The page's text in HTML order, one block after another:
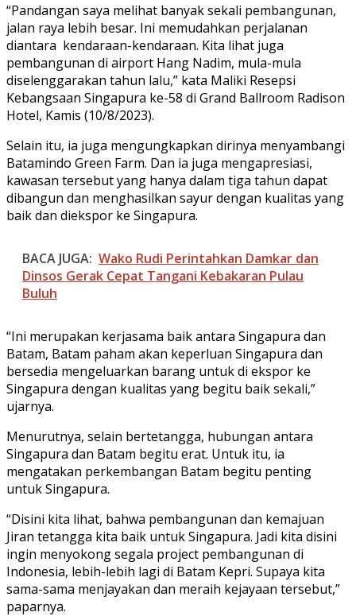
“Pandangan saya melihat banyak sekali pembangunan,
jalan raya lebih besar. Ini memudahkan perjalanan
diantara kendaraan-kendaraan. Kita lihat juga
pembangunan di airport Hang Nadim, mula-mula
diselenggarakan tahun lalu,” kata Maliki Resepsi
Kebangsaan Singapura ke-58 di Grand Ballroom Radison
Hotel, Kamis (10/8/2023).
Selain itu, ia juga mengungkapkan dirinya menyambangi
Batamindo Green Farm. Dan ia juga mengapresiasi,
kawasan tersebut yang hanya dalam tiga tahun dapat
dibangun dan menghasilkan sayur dengan kualitas yang
baik dan diekspor ke Singapura.
BACA JUGA: Wako Rudi Perintahkan Damkar dan
Dinsos Gerak Cepat Tangani Kebakaran Pulau
Buluh
“Ini merupakan kerjasama baik antara Singapura dan
Batam, Batam paham akan keperluan Singapura dan
bersedia mengeluarkan barang untuk di ekspor ke
Singapura dengan kualitas yang begitu baik sekali,”
ujarnya.
Menurutnya, selain bertetangga, hubungan antara
Singapura dan Batam begitu erat. Untuk itu, ia
mengatakan perkembangan Batam begitu penting
untuk Singapura.
“Disini kita lihat, bahwa pembangunan dan kemajuan
Jiran tetangga kita baik untuk Singapura. Jadi kita disini
ingin menyokong segala project pembangunan di
Indonesia, lebih-lebih lagi di Batam Kepri. Supaya kita
sama-sama menjayakan dan meraih kejayaan tersebut,”
paparnya.